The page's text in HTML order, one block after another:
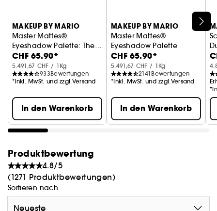
MAKEUP BY MARIO
Master Mattes®
Eyeshadow Palette: The
Neutrals
Lidschattenpalette
CHF 65.90*
5.491,67 CHF / 1Kg
933Bewertungen
*Inkl. MwSt. und zzgl.Versand
In den Warenkorb
MAKEUP BY MARIO
Master Mattes®
Eyeshadow Palette
Lidschattenpalette
CHF 65.90*
5.491,67 CHF / 1Kg
2141 Bewertungen
*Inkl. MwSt. und zzgl.Versand
In den Warenkorb
Produktbewertung
4.8/5
(1271 Produktbewertungen)
Sortieren nach
Neueste